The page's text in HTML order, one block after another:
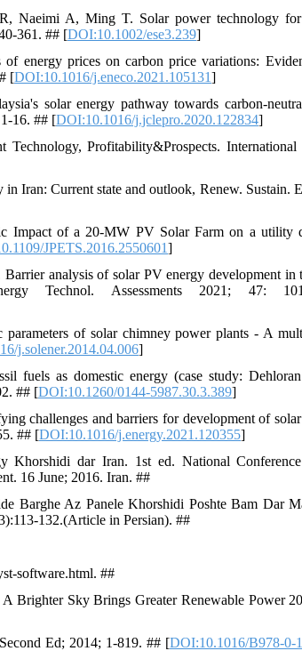
Naeimi A, Ming T. Solar power technology
361. ## [DOI:10.1002/ese3.239]
energy prices on carbon price variations:
[DOI:10.1016/j.eneco.2021.105131]
solar energy pathway towards carbon-
16. ## [DOI:10.1016/j.jclepro.2020.122834]
Profitability&Prospects.
Iran: Current state and outlook, Renew. Sustain.
Impact of a 20-MW PV Solar Farm on a utility
JPETS.2016.2550601]
analysis of solar PV energy development in
Technol. Assessments 2021; 47:
of solar chimney power plants - A
j.solener.2014.04.006]
fuels as domestic energy (case study:
## [DOI:10.1260/0144-5987.30.3.389]
challenges and barriers for development of
## [DOI:10.1016/j.energy.2021.120355]
Khorshidi dar Iran. 1st ed. National
16 June; 2016. Iran. ##
Barghe Az Panele Khorshidi Poshte Bam Dar
132.(Article in Persian). ##
software.html. ##
Brighter Sky Brings Greater Renewable Power
Ed; 2014; 1-819. ## [DOI:10.1016/B978-0-